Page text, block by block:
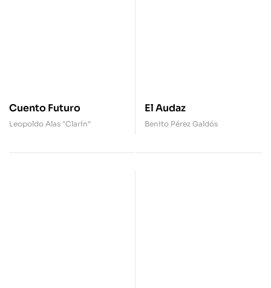
Cuento Futuro
Leopoldo Alas "Clarín"
El Audaz
Benito Pérez Galdós